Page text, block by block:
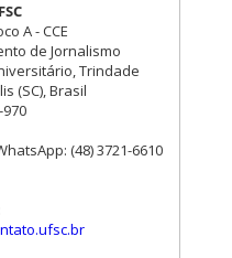
A - CCE
de Jornalismo
Trindade
(SC), Brasil
970
(48) 3721-6610